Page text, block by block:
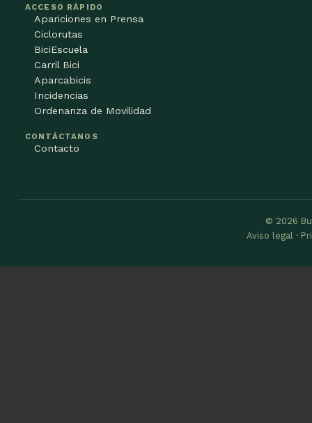
ACCESO RÁPIDO
Apariciones en Prensa
Ciclorutas
BiciEscuela
Carril Bici
Aparcabicis
Incidencias
Ordenanza de Movilidad
CONTÁCTANOS
Contacto
© 2026
Aviso legal ·